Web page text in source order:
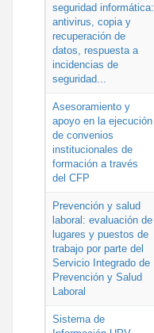
seguridad informática:
antivirus, copia y
recuperación de
datos, respuesta a
incidencias de
seguridad...
Asesoramiento y
apoyo en la ejecución
de convenios
institucionales de
formación a través
del CFP
Prevención y salud
laboral: evaluación de
lugares y puestos de
trabajo por parte del
Servicio Integrado de
Prevención y Salud
Laboral
Sistema de